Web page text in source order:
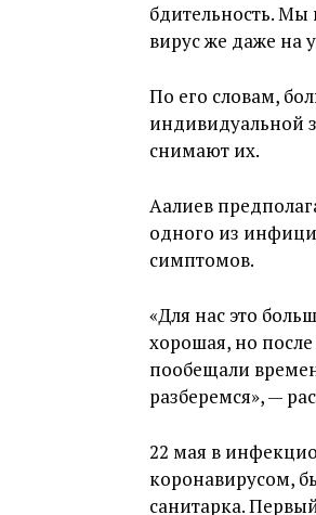
бдительность. Мы
вирус же даже на
По его словам,
индивидуальной
снимают их.
Аалиев
одного из
симптомов.
«Для нас это
хорошая, но
пообещали
разберемся», —
22 мая в
коронавирусом,
санитарка.